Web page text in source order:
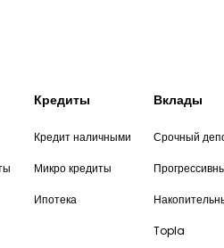
Кредиты
Кредит наличными
Микро кредиты
Ипотека
Вклады
Срочный
Topla